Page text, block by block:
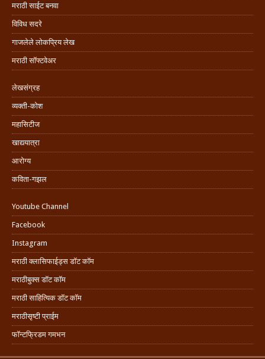
मराठी साईट बनवा
विविध सदरे
गाजलेले लोकप्रिय लेख
मराठी सॉफ्टवेअर
लेखसंग्रह
व्यक्ती-कोश
महासिटीज
खाद्ययात्रा
आरोग्य
कविता-गझल
Youtube Channel
Facebook
Instagram
मराठी क्लासिफाईड्स डॉट कॉम
मराठीबुक्स डॉट कॉम
मराठी साहित्यिक डॉट कॉम
मराठीसृष्टी प्राईम
फॉन्टफ्रिडम गमभन